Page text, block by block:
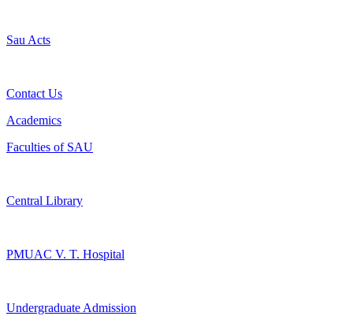
Sau Acts
Contact Us
Academics
Faculties of SAU
Central Library
PMUAC V. T. Hospital
Undergraduate Admission